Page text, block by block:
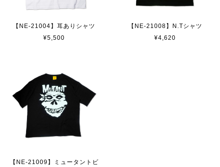
【NE-21004】耳ありシャツ
¥5,500
【NE-21008】N.Tシャツ
¥4,620
【NE-21009】ミュータントビ